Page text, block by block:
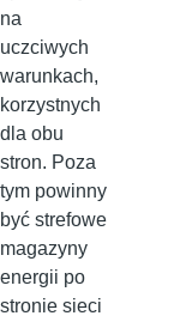
na
uczciwych
warunkach,
korzystnych
dla obu
stron. Poza
tym powinny
być strefowe
magazyny
energii po
stronie sieci